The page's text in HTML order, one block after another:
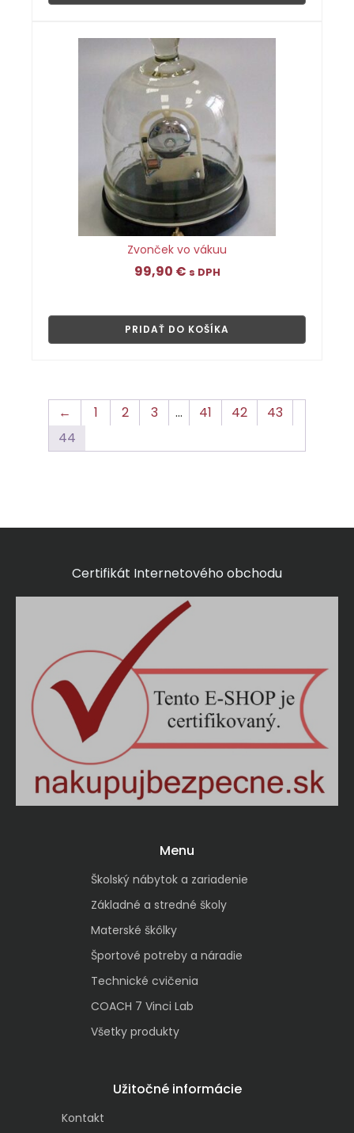
Zvonček vo vákuu
99,90 € s DPH
PRIDAŤ DO KOŠÍKA
← 1 2 3 … 41 42
43
44
Certifikát Internetového obchodu
Menu
Školský nábytok a zariadenie
Základné a stredné školy
Materské škôlky
Športové potreby a náradie
Technické cvičenia
COACH 7 Vinci Lab
Všetky produkty
Užitočné informácie
Kontakt